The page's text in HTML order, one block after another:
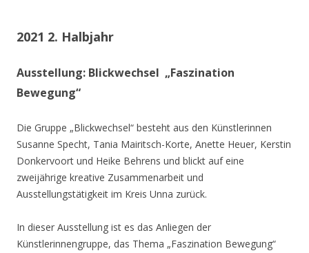
2021 2. Halbjahr
Ausstellung: Blickwechsel „Faszination
Bewegung“
Die Gruppe „Blickwechsel“ besteht aus den Künstlerinnen
Susanne Specht, Tania Mairitsch-Korte, Anette Heuer, Kerstin
Donkervoort und Heike Behrens und blickt auf eine
zweijährige kreative Zusammenarbeit und
Ausstellungstätigkeit im Kreis Unna zurück.
In dieser Ausstellung ist es das Anliegen der
Künstlerinnengruppe, das Thema „Faszination Bewegung“